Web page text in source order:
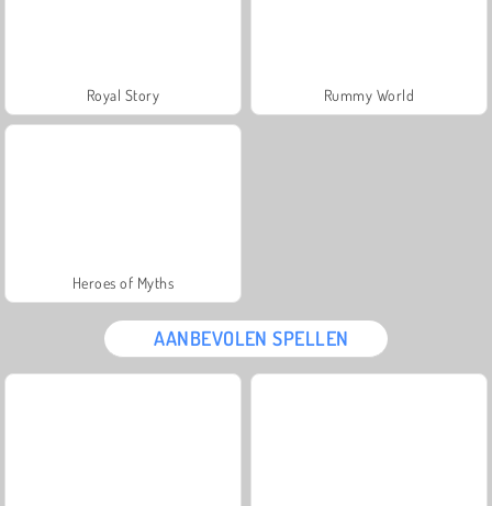
Royal Story Rummy World
Heroes of Myths
AANBEVOLEN SPELLEN